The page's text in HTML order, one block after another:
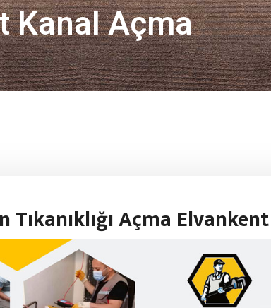
Kanal Açma
Tıkanıklığı Açma Elvankent